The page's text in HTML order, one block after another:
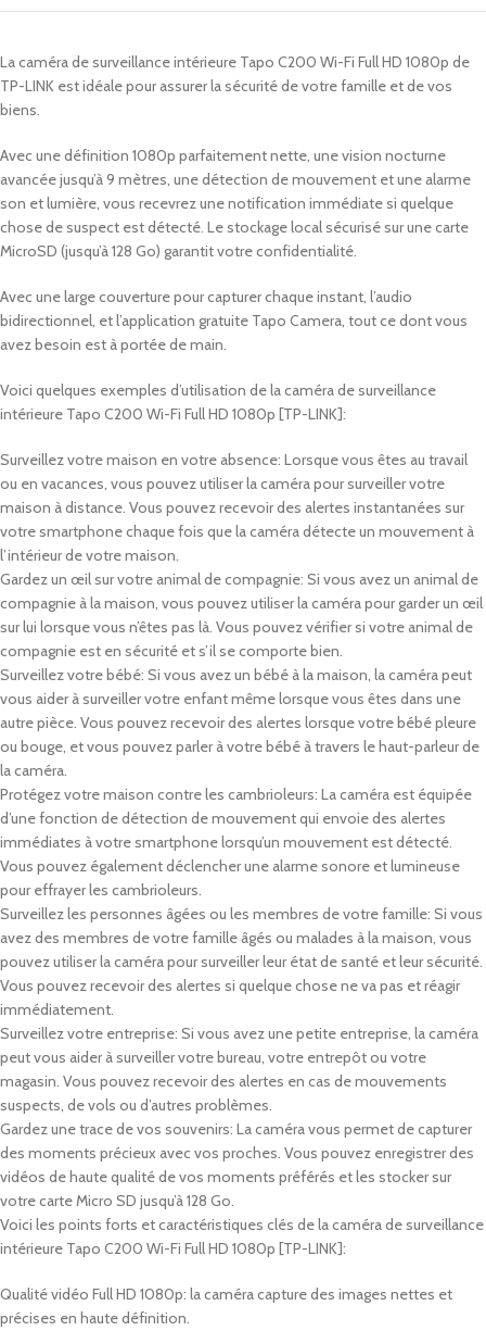
La caméra de surveillance intérieure Tapo C200 Wi-Fi Full HD 1080p de
TP-LINK est idéale pour assurer la sécurité de votre famille et de vos
biens.
Avec une définition 1080p parfaitement nette, une vision nocturne
avancée jusqu’à 9 mètres, une détection de mouvement et une alarme
son et lumière, vous recevrez une notification immédiate si quelque
chose de suspect est détecté. Le stockage local sécurisé sur une carte
MicroSD (jusqu’à 128 Go) garantit votre confidentialité.
Avec une large couverture pour capturer chaque instant, l’audio
bidirectionnel, et l’application gratuite Tapo Camera, tout ce dont vous
avez besoin est à portée de main.
Voici quelques exemples d’utilisation de la caméra de surveillance
intérieure Tapo C200 Wi-Fi Full HD 1080p [TP-LINK]:
Surveillez votre maison en votre absence: Lorsque vous êtes au travail
ou en vacances, vous pouvez utiliser la caméra pour surveiller votre
maison à distance. Vous pouvez recevoir des alertes instantanées sur
votre smartphone chaque fois que la caméra détecte un mouvement à
l’intérieur de votre maison.
Gardez un œil sur votre animal de compagnie: Si vous avez un animal de
compagnie à la maison, vous pouvez utiliser la caméra pour garder un œil
sur lui lorsque vous n’êtes pas là. Vous pouvez vérifier si votre animal de
compagnie est en sécurité et s’il se comporte bien.
Surveillez votre bébé: Si vous avez un bébé à la maison, la caméra peut
vous aider à surveiller votre enfant même lorsque vous êtes dans une
autre pièce. Vous pouvez recevoir des alertes lorsque votre bébé pleure
ou bouge, et vous pouvez parler à votre bébé à travers le haut-parleur de
la caméra.
Protégez votre maison contre les cambrioleurs: La caméra est équipée
d’une fonction de détection de mouvement qui envoie des alertes
immédiates à votre smartphone lorsqu’un mouvement est détecté.
Vous pouvez également déclencher une alarme sonore et lumineuse
pour effrayer les cambrioleurs.
Surveillez les personnes âgées ou les membres de votre famille: Si vous
avez des membres de votre famille âgés ou malades à la maison, vous
pouvez utiliser la caméra pour surveiller leur état de santé et leur sécurité.
Vous pouvez recevoir des alertes si quelque chose ne va pas et réagir
immédiatement.
Surveillez votre entreprise: Si vous avez une petite entreprise, la caméra
peut vous aider à surveiller votre bureau, votre entrepôt ou votre
magasin. Vous pouvez recevoir des alertes en cas de mouvements
suspects, de vols ou d’autres problèmes.
Gardez une trace de vos souvenirs: La caméra vous permet de capturer
des moments précieux avec vos proches. Vous pouvez enregistrer des
vidéos de haute qualité de vos moments préférés et les stocker sur
votre carte Micro SD jusqu’à 128 Go.
Voici les points forts et caractéristiques clés de lacaméra de surveillance
intérieure Tapo C200 Wi-Fi Full HD 1080p [TP-LINK]:
Qualité vidéo Full HD 1080p: la caméra capture des images nettes et
précises en haute définition.